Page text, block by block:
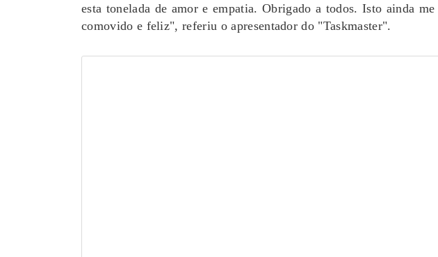
esta tonelada de amor e empatia. Obrigado a todos. Isto ainda me
comovido e feliz", referiu o apresentador do "Taskmaster".